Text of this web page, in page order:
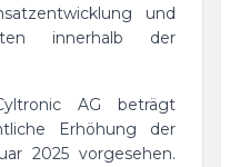
und
innerhalb der
AG beträgt
Erhöhung der
2025 vorgesehen.